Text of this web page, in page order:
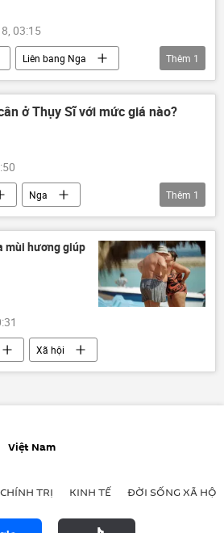
03:15
Liên bang Nga
Thêm 1
ở Thụy Sĩ với mức giá nào?
Nga
Nga
Thêm 1
mùi hương giúp
Xã hội
Việt Nam
CHÍNH TRỊ KINH TẾ ĐỜI SỐNG XÃ HỘI